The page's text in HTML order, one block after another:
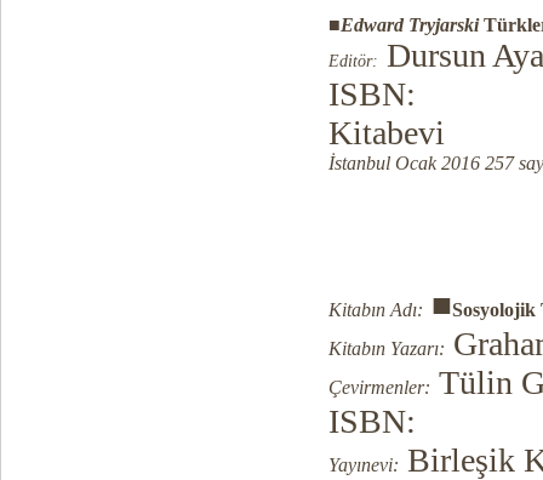
■Edward Tryjarski
Editör: Dursun
ISBN:
Kitabevi
İstanbul Ocak 2016 257
Kitabın Adı: ■
Kitabın Yazarı:
Çevirmenler: Tülin
ISBN:
Yayınevi: Birleşik